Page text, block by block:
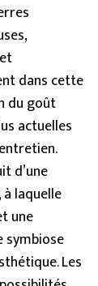
dans cette
du goût
actuelles
d’une
laquelle
une
symbiose
Les